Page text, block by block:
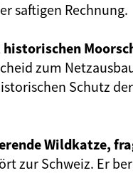
saftigen Rechnung.
zum
Schutz
Wildkatze,
zur Schweiz. Er